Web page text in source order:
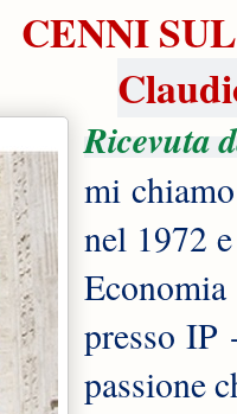
CENNI
Ricevuta
mi
nel 1972
presso IP
passione